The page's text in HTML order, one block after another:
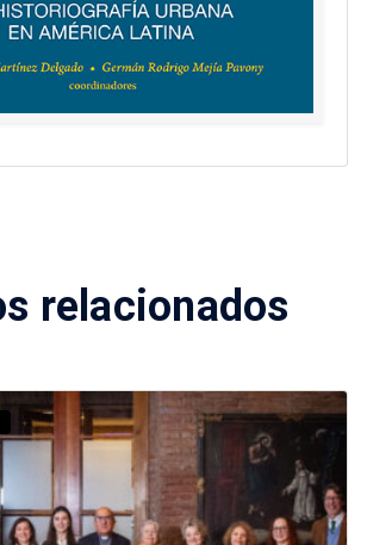
relacionados